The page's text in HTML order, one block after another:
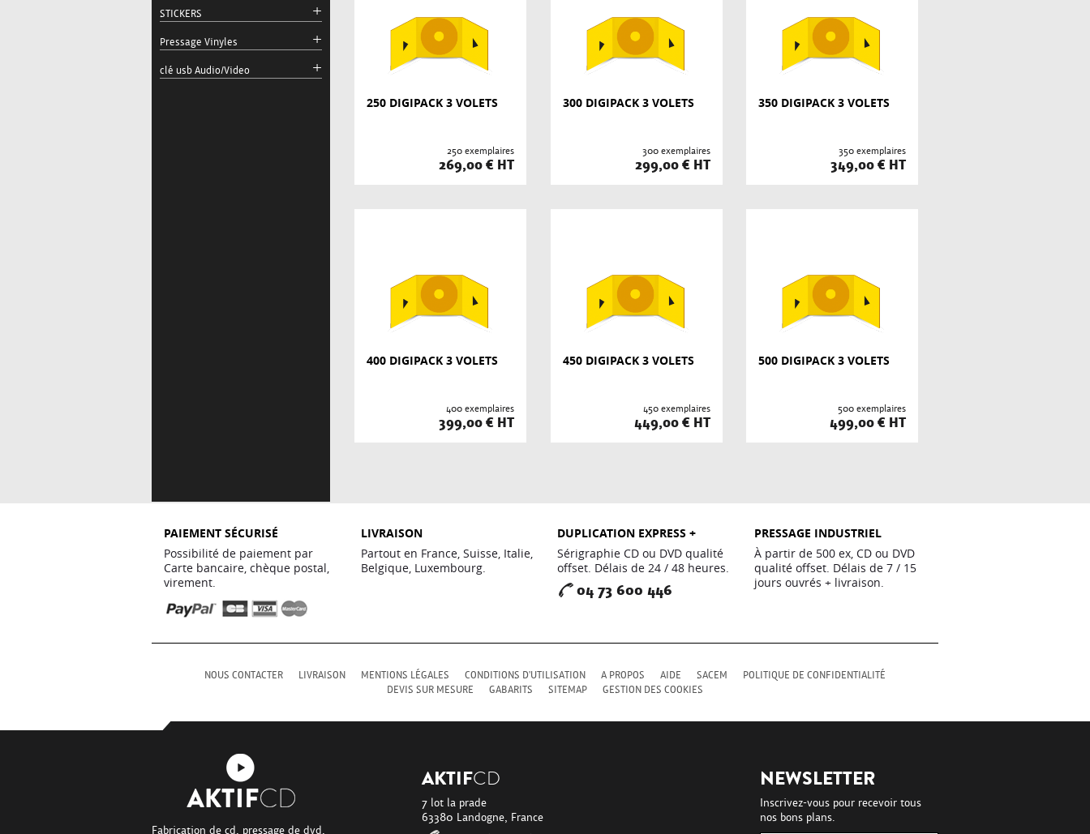
STICKERS
Pressage Vinyles
clé usb Audio/Video
250 DIGIPACK 3 VOLETS
250 exemplaires
269,00 € HT
300 DIGIPACK 3 VOLETS
300 exemplaires
299,00 € HT
350 DIGIPACK 3 VOLETS
350 exemplaires
349,00 € HT
400 DIGIPACK 3 VOLETS
400 exemplaires
399,00 € HT
450 DIGIPACK 3 VOLETS
450 exemplaires
449,00 € HT
500 DIGIPACK 3 VOLETS
500 exemplaires
499,00 € HT
PAIEMENT SÉCURISÉ
Possibilité de paiement par
Carte bancaire, chèque postal,
virement.
LIVRAISON
Partout en France, Suisse, Italie,
Belgique, Luxembourg.
DUPLICATION EXPRESS +
Sérigraphie CD ou DVD qualité
offset. Délais de 24 / 48 heures.
04 73 600 446
PRESSAGE INDUSTRIEL
À partir de 500 ex, CD ou DVD
qualité offset. Délais de 7 / 15
jours ouvrés + livraison.
NOUS CONTACTER LIVRAISON MENTIONS LÉGALES CONDITIONS D'UTILISATION A PROPOS AIDE SACEM
POLITIQUE DE CONFIDENTIALITÉ
DEVIS SUR MESURE
GABARITS SITEMAP GESTION DES COOKIES
Fabrication de cd, pressage de dvd,
AKTIFCD
7 lot la prade
63380 Landogne, France
NEWSLETTER
Inscrivez-vous pour recevoir tous
nos bons plans.